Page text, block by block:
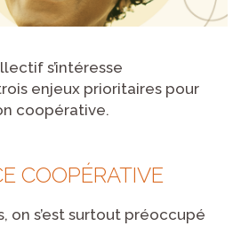
s’intéresse
enjeux prioritaires pour
coopérative.
COOPÉRATIVE
on s’est surtout préoccupé